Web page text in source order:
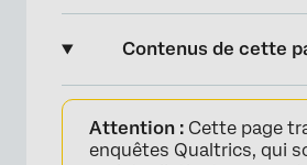
Contenus de cette
Les enquêtes comme Cibles
Élaborer le contenu de votre
Attention : Cette page
enquêtes Qualtrics, qui